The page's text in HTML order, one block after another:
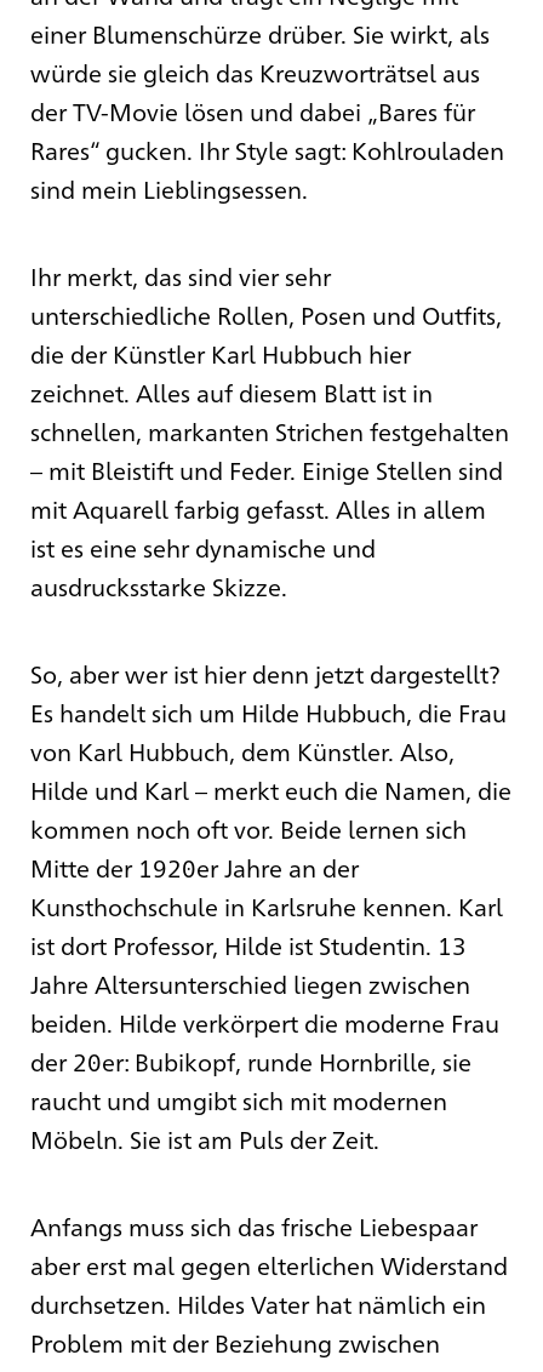
einer Blumenschürze drüber. Sie wirkt, als
würde sie gleich das Kreuzworträtsel aus
der TV-Movie lösen und dabei „Bares für
Rares“ gucken. Ihr Style sagt: Kohlrouladen
sind mein Lieblingsessen.
Ihr merkt, das sind vier sehr
unterschiedliche Rollen, Posen und Outfits,
die der Künstler Karl Hubbuch hier
zeichnet. Alles auf diesem Blatt ist in
schnellen, markanten Strichen festgehalten
– mit Bleistift und Feder. Einige Stellen sind
mit Aquarell farbig gefasst. Alles in allem
ist es eine sehr dynamische und
ausdrucksstarke Skizze.
So, aber wer ist hier denn jetzt dargestellt?
Es handelt sich um Hilde Hubbuch, die Frau
von Karl Hubbuch, dem Künstler. Also,
Hilde und Karl – merkt euch die Namen, die
kommen noch oft vor. Beide lernen sich
Mitte der 1920er Jahre an der
Kunsthochschule in Karlsruhe kennen. Karl
ist dort Professor, Hilde ist Studentin. 13
Jahre Altersunterschied liegen zwischen
beiden. Hilde verkörpert die moderne Frau
der 20er: Bubikopf, runde Hornbrille, sie
raucht und umgibt sich mit modernen
Möbeln. Sie ist am Puls der Zeit.
Anfangs muss sich das frische Liebespaar
aber erst mal gegen elterlichen Widerstand
durchsetzen. Hildes Vater hat nämlich ein
Problem mit der Beziehung zwischen